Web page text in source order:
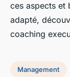
ces aspects et
adapté,
coaching
Management